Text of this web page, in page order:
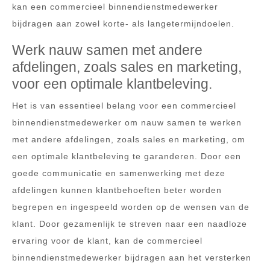
kan een commercieel binnendienstmedewerker
bijdragen aan zowel korte- als langetermijndoelen.
Werk nauw samen met andere
afdelingen, zoals sales en marketing,
voor een optimale klantbeleving.
Het is van essentieel belang voor een commercieel
binnendienstmedewerker om nauw samen te werken
met andere afdelingen, zoals sales en marketing, om
een optimale klantbeleving te garanderen. Door een
goede communicatie en samenwerking met deze
afdelingen kunnen klantbehoeften beter worden
begrepen en ingespeeld worden op de wensen van de
klant. Door gezamenlijk te streven naar een naadloze
ervaring voor de klant, kan de commercieel
binnendienstmedewerker bijdragen aan het versterken